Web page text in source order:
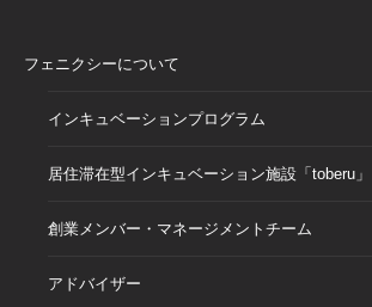
フェニクシーについて
インキュベーションプログラム
居住滞在型インキュベーション施設「toberu」
創業メンバー・マネージメントチーム
アドバイザー